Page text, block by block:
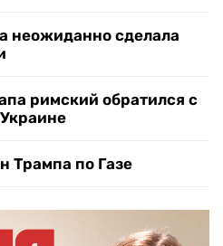
неожиданно сделала
римский обратился с
Трампа по Газе